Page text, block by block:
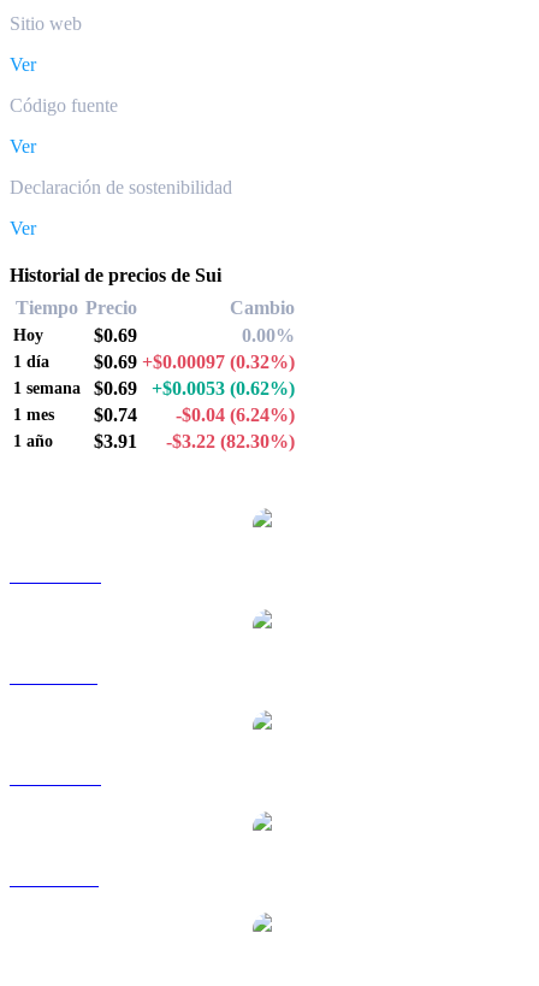
Sitio web
Ver
Código fuente
Ver
Declaración de sostenibilidad
Ver
Historial de precios de Sui
Tiempo Precio Cambio
Hoy $0.69 0.00%
1 día $0.69 +$0.00097 (0.32%)
1 semana $0.69 +$0.0053 (0.62%)
1 mes $0.74 -$0.04 (6.24%)
1 año $3.91 -$3.22 (82.30%)